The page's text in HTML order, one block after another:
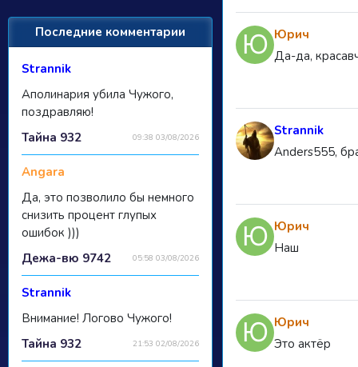
Последние комментарии
Strannik
Аполинария убила Чужого,
поздравляю!
09:38 03/08/2026
Тайна 932
Angara
Да, это позволило бы немного
снизить процент глупых
ошибок )))
05:58 03/08/2026
Дежа-вю 9742
Strannik
Внимание! Логово Чужого!
21:53 02/08/2026
Тайна 932
Юрич
Да-да,
Strannik
Anders555,
Юрич
Наш
Юрич
Это актёр